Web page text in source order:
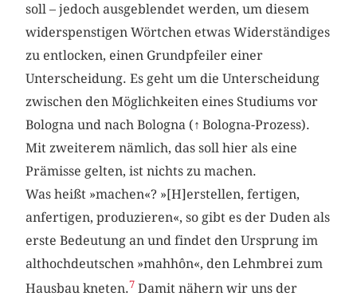
soll – jedoch ausgeblendet werden, um diesem
widerspenstigen Wörtchen etwas Widerständiges
zu entlocken, einen Grundpfeiler einer
Unterscheidung. Es geht um die Unterscheidung
zwischen den Möglichkeiten eines Studiums vor
Bologna und nach Bologna (↑Bologna-Prozess).
Mit zweiterem nämlich, das soll hier als eine
Prämisse gelten, ist nichts zu machen.
Was heißt »machen«? »[H]erstellen, fertigen,
anfertigen, produzieren«, so gibt es der Duden als
erste Bedeutung an und findet den Ursprung im
althochdeutschen »mahhôn«, den Lehmbrei zum
Hausbau kneten.7 Damit nähern wir uns der